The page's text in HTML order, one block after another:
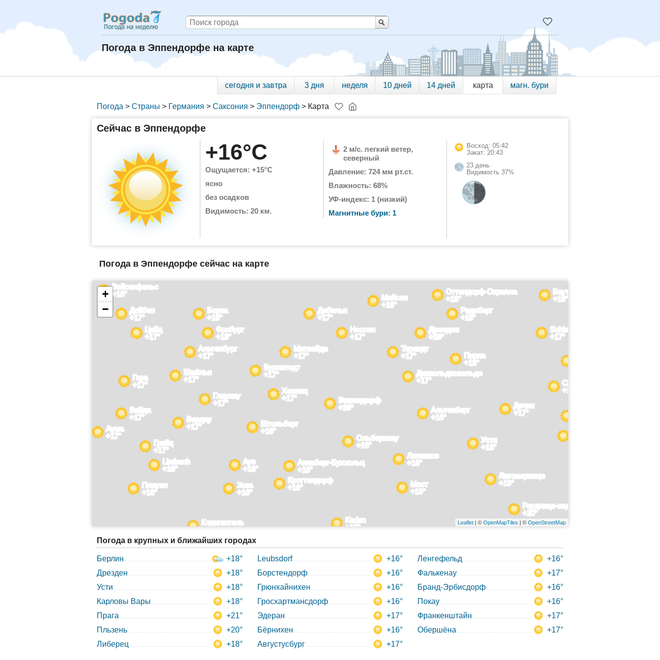
Погода в Эппендорфе на карте
сегодня и завтра 3 дня неделя 10 дней 14 дней карта магн. бури
Погода > Страны > Германия > Саксония > Эппендорф > Карта
Сейчас в Эппендорфе
+16°C
Ощущается: +15°C
ясно
без осадков
Видимость: 20 км.
2 м/с. легкий ветер,
северный
Давление: 724 мм рт.ст.
Влажность: 68%
УФ-индекс: 1 (низкий)
Магнитные бури: 1
Восход: 05:42
Закат: 20:43
23 день
Видимость 37%
Погода в Эппендорфе сейчас на карте
Эппендорф
+16°
Дрезден
+18°
Гера
+17°
Усти
+18°
Плауэн
+16°
Хемниц
+17°
Мост
+19°
Баутцен
+18°
Вайсенфельс
+18°
Цайц
+17°
Литомержице
+19°
Вердау
+17°
Дебельн
+17°
Ауэ
+16°
Kadan
+18°
Митвайда
+17°
Ольбернхау
+16°
Диппольдисвальде
+17°
Клингенталь
+17°
Sohland
+17°
Дечин
+17°
Пирна
+18°
Альтенбург
+17°
Мейсен
+18°
Литвинов
+18°
Глаухау
+17°
Грайц
+17°
Аннаберг-Буххольц
+16°
Борна
+18°
Радеберг
+18°
Роуднице-над-Лабем
+20°
Штольберг
+16°
Шмёльн
+17°
Бургштедт
+17°
Оттендорф-Окрилла
+18°
Вайда
+17°
Фробург
+18°
Носсен
+17°
Тарандт
+17°
Альтенберг
+16°
Кроттендорф
+16°
Аума
+17°
Зоза
+16°
Limbach
+16°
Chribska
+17°
Дойбен
+17°
+
−
Leaflet | © OpenMapTiles | © OpenStreetMap
Погода в крупных и ближайших городах
Берлин
+18°
Дрезден
+18°
Усти
+18°
Карловы Вары
+18°
Прага
+21°
Пльзень
+20°
Либерец
+18°
Leubsdorf
+16°
Борстендорф
+16°
Грюнхайнихен
+16°
Гросхартмансдорф
+16°
Эдеран
+17°
Бёрнихен
+16°
Августусбург
+17°
Ленгефельд
+16°
Фалькенау
+17°
Бранд-Эрбисдорф
+16°
Покау
+16°
Франкенштайн
+17°
Обершёна
+17°